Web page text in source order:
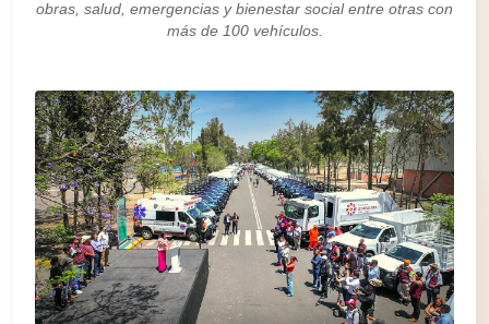
obras, salud, emergencias y bienestar social entre otras con
más de 100 vehículos.